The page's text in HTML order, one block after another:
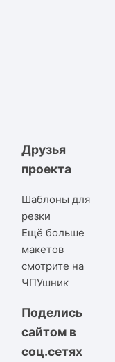
Друзья
проекта
Шаблоны для
резки
Ещё больше
макетов
смотрите на
ЧПУшник
Поделись
сайтом в
соц.сетях